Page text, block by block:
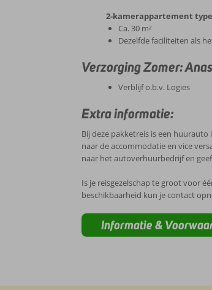
2-kamerappartement type
Ca. 30 m²
Dezelfde faciliteiten als
Verzorging Zomer:
Verblijf o.b.v. Logies
Extra informatie:
Bij deze pakketreis is een
naar de accommodatie en vice
naar het autoverhuurbedrijf en
Is je reisgezelschap te groot voor
beschikbaarheid kun je contact
Informatie &